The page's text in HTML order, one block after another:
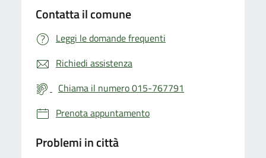
Contatta il comune
Leggi le domande frequenti
Richiedi assistenza
Chiama il numero 015-767791
Prenota appuntamento
Problemi in città